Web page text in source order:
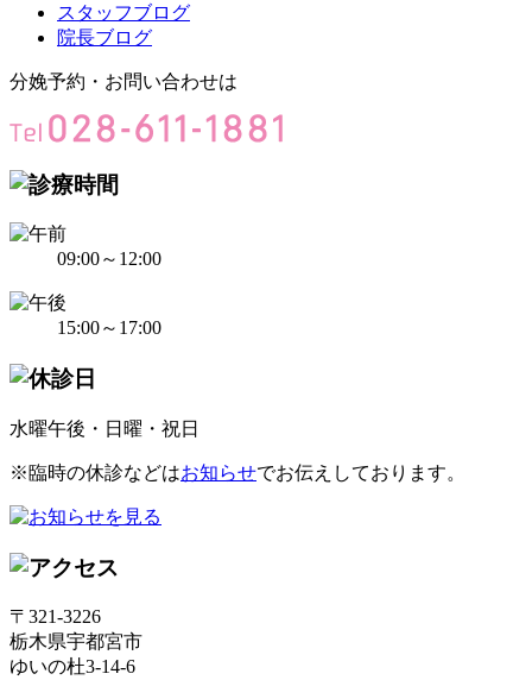
スタッフブログ
院長ブログ
分娩予約・お問い合わせは
09:00～12:00
15:00～17:00
水曜午後・日曜・祝日
※臨時の休診などはお知らせでお伝えしております。
〒321-3226
栃木県宇都宮市
ゆいの杜3-14-6